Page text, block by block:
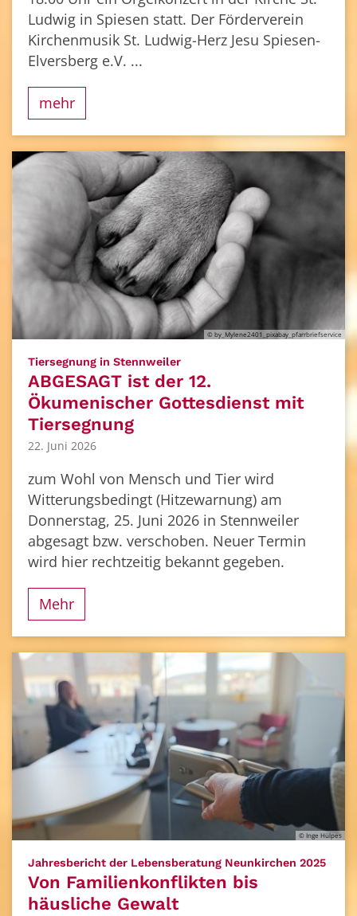
Ludwig in Spiesen statt. Der Förderverein
Kirchenmusik St. Ludwig-Herz Jesu Spiesen-
Elversberg e.V. ...
mehr
© by_Mylene2401_pixabay_pfarrbriefservice
Tiersegnung in Stennweiler:
ABGESAGT ist der 12.
Ökumenischer Gottesdienst mit
Tiersegnung
22. Juni 2026
zum Wohl von Mensch und Tier wird
Witterungsbedingt (Hitzewarnung) am
Donnerstag, 25. Juni 2026 in Stennweiler
abgesagt bzw. verschoben. Neuer Termin
wird hier rechtzeitig bekannt gegeben.
Mehr
© Inge Hülpes
Jahresbericht der Lebensberatung Neunkirchen 2025:
Von Familienkonflikten bis
häusliche Gewalt